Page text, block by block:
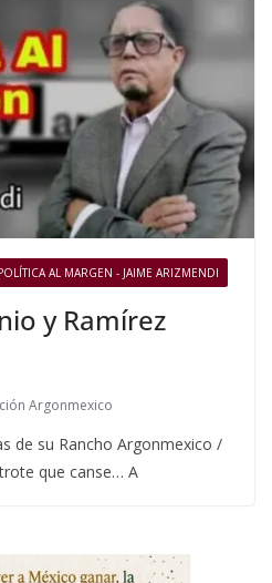
AL MARGEN - JAIME ARIZMENDI
y Ramírez
Argonmexico
de su Rancho Argonmexico /
que canse… A